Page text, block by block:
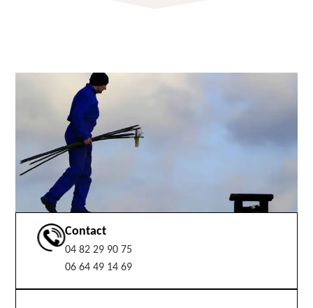
Contact
04 82 29 90 75
06 64 49 14 69